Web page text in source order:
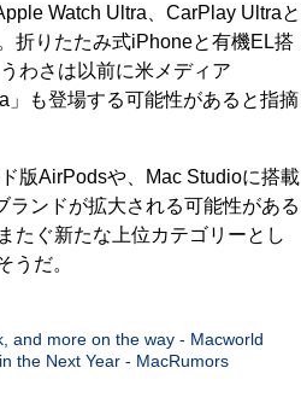
Watch Ultra、CarPlay Ultraと
折りたたみ式iPhoneと有機EL搭
わさは以前に米メディア
も登場する可能性があると指摘
版AirPodsや、Mac Studioに搭載
ランドが拡大される可能性がある
たぐ新たな上位カテゴリーとし
うだ。
and more on the way - Macworld
the Next Year - MacRumors